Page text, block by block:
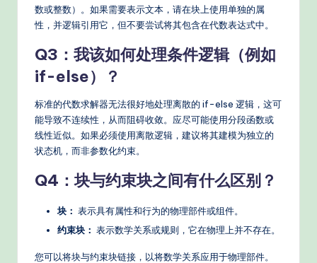
数或整数）。如果需要表示文本，请在块上使用单独的属
性，并逻辑引用它，但不要尝试将其包含在代数表达式中。
Q3：我该如何处理条件逻辑（例如
if-else）？
标准的代数求解器无法很好地处理离散的 if-else 逻辑，这可
能导致不连续性，从而阻碍收敛。应尽可能使用分段函数或
线性近似。如果必须使用离散逻辑，建议将其建模为独立的
状态机，而非参数化约束。
Q4：块与约束块之间有什么区别？
块： 表示具有属性和行为的物理部件或组件。
约束块： 表示数学关系或规则，它在物理上并不存在。
您可以将块与约束块链接，以将数学关系应用于物理部件。